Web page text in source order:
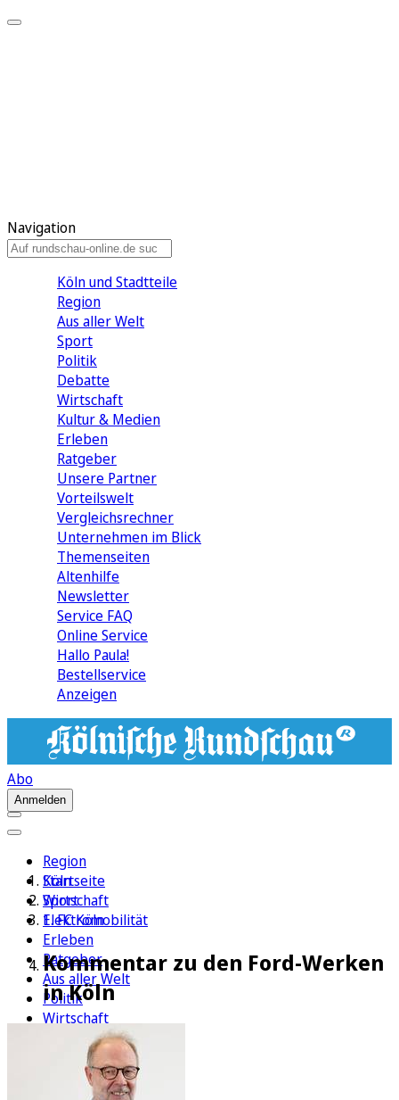
Navigation
Köln und Stadtteile
Region
Aus aller Welt
Sport
Politik
Debatte
Wirtschaft
Kultur & Medien
Erleben
Ratgeber
Unsere Partner
Vorteilswelt
Vergleichsrechner
Unternehmen im Blick
Themenseiten
Altenhilfe
Newsletter
Service FAQ
Online Service
Hallo Paula!
Bestellservice
Anzeigen
Abo
Anmelden
Region
Köln
Sport
1. FC Köln
Erleben
Ratgeber
Aus aller Welt
Politik
Wirtschaft
Newsletter
E-Paper
Startseite
Wirtschaft
Elektromobilität
Kommentar zu den Ford-Werken
in Köln